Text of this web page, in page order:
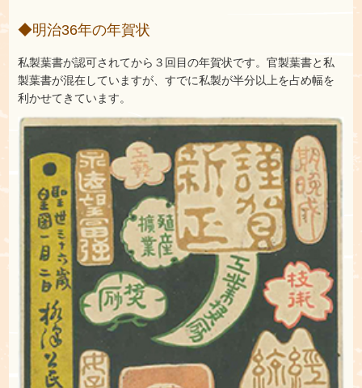
◆明治36年の年賀状
私製葉書が認可されてから３回目の年賀状です。官製葉書と私
製葉書が混在していますが、すでに私製が半分以上を占め幅を
利かせてきています。